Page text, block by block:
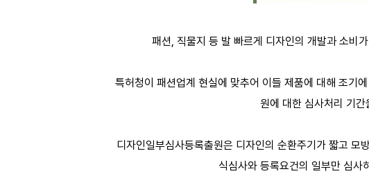
패션, 직물지 등 발 빠르게 디자인의 개발과 소비
특허청이 패션업계 현실에 맞추어 이들 제품에 대해 조기
원에 대한 심사처리 기
디자인일부심사등록출원은 디자인의 순환주기가 짧고
식심사와 등록요건의 일부만 심사